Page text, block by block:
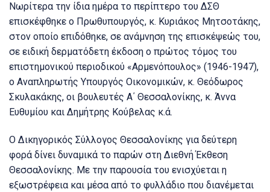
Νωρίτερα την ίδια ημέρα το περίπτερο του ΔΣΘ
επισκέφθηκε ο Πρωθυπουργός, κ. Κυριάκος Μητσοτάκης,
στον οποίο επιδόθηκε, σε ανάμνηση της επισκέψεώς του,
σε ειδική δερματόδετη έκδοση ο πρώτος τόμος του
επιστημονικού περιοδικού «Αρμενόπουλος» (1946-1947),
ο Αναπληρωτής Υπουργός Οικονομικών, κ. Θεόδωρος
Σκυλακάκης, οι βουλευτές Α΄ Θεσσαλονίκης, κ. Άννα
Ευθυμίου και Δημήτρης Κούβελας κ.ά.
Ο Δικηγορικός Σύλλογος Θεσσαλονίκης για δεύτερη
φορά δίνει δυναμικά το παρών στη Διεθνή Έκθεση
Θεσσαλονίκης. Με την παρουσία του ενισχύεται η
εξωστρέφεια και μέσα από το φυλλάδιο που διανέμεται